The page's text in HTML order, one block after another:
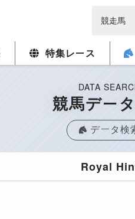
特集レース
DATA
競馬デー
データ検
Royal